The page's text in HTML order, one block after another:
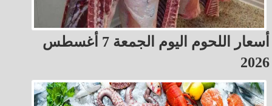
أسعار اللحوم اليوم الجمعة 7 أغسطس
2026